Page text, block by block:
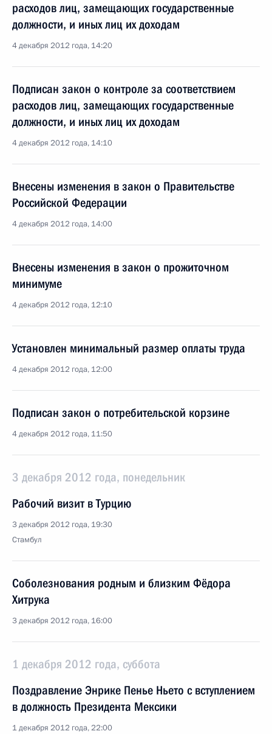
расходов лиц, замещающих государственные
должности, и иных лиц их доходам
4 декабря 2012 года, 14:20
Подписан закон о контроле за соответствием
расходов лиц, замещающих государственные
должности, и иных лиц их доходам
4 декабря 2012 года, 14:10
Внесены изменения в закон о Правительстве
Российской Федерации
4 декабря 2012 года, 14:00
Внесены изменения в закон о прожиточном
минимуме
4 декабря 2012 года, 12:10
Установлен минимальный размер оплаты труда
4 декабря 2012 года, 12:00
Подписан закон о потребительской корзине
4 декабря 2012 года, 11:50
3 декабря 2012 года, понедельник
Рабочий визит в Турцию
3 декабря 2012 года, 19:30
Стамбул
Соболезнования родным и близким Фёдора
Хитрука
3 декабря 2012 года, 16:00
1 декабря 2012 года, суббота
Поздравление Энрике Пенье Ньето с вступлением
в должность Президента Мексики
1 декабря 2012 года, 22:00